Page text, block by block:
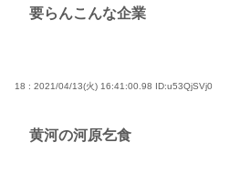
要らんこんな企業
18 : 2021/04/13(火) 16:41:00.98 ID:u53QjSVj0
黄河の河原乞食